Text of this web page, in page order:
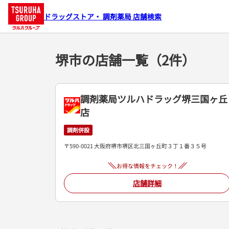
ドラッグストア・ 調剤薬局 店舗検索
堺市の店舗一覧（2件）
調剤薬局ツルハドラッグ堺三国ヶ丘
店
調剤併設
〒590-0021 大阪府堺市堺区北三国ヶ丘町３丁１番３５号
お得な情報をチェック！
店舗詳細